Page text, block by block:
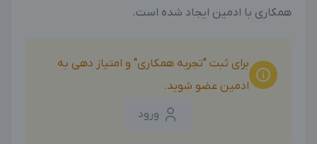
همکاری با ادمین ایجاد شده است.
برای ثبت "تجربه همکاری" و امتیاز دهی به
ادمین عضو شوید.
ورود